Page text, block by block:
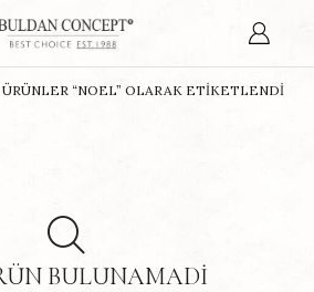
ÜRÜNLER “NOEL” OLARAK ETIKETLENDI
BULUNAMADI